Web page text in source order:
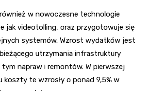
w nowoczesne technologie
jak videotolling, oraz przygotowuje się
systemów. Wzrost wydatków jest
utrzymania infrastruktury
napraw i remontów. W pierwszej
koszty te wzrosły o ponad 9,5% w